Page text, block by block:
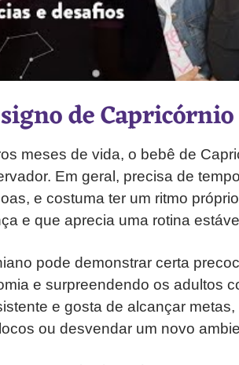
de Capricórnio
meses de vida, o bebê de
Em geral, precisa de
e costuma ter um ritmo
e que aprecia uma rotina
pode demonstrar certa
e surpreendendo os adultos
e gosta de alcançar
ou desvendar um novo